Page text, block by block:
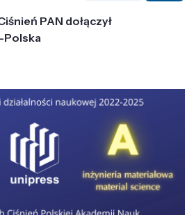
PAN dołączył
Polska